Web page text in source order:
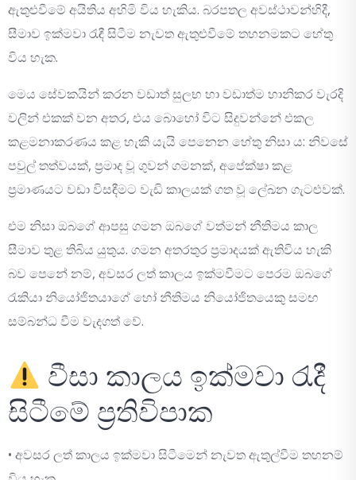
ඇතුළුවීමේ අයිතිය අහිමි විය හැකිය. බරපතල අවස්ථාවන්හිදී,
සීමාව ඉක්මවා රැඳී සිටීම නැවත ඇතුළුවීමේ තහනමකට හේතු
විය හැක.
මෙය සේවකයින් කරන වඩාත් සුලභ හා වඩාත්ම හානිකර වැරදි
වලින් එකක් වන අතර, එය බොහෝ විට සිදුවන්නේ එකල
කළමනාකරණය කළ හැකි යැයි පෙනෙන හේතු නිසා ය: නිවසේ
පවුල් තත්වයක්, ප්‍රමාද වූ ගුවන් ගමනක්, අපේක්ෂා කළ
ප්‍රමාණයට වඩා විසඳීමට වැඩි කාලයක් ගත වූ ලේඛන ගැටළුවක්.
එම නිසා ඔබගේ ආපසු ගමන ඔබගේ වත්මන් නීතිමය කාල
සීමාව තුළ තිබිය යුතුය. ගමන අතරතුර ප්‍රමාදයක් ඇතිවිය හැකි
බව පෙනේ නම්, අවසර ලත් කාලය ඉක්මවීමට පෙරම ඔබගේ
රැකියා නියෝජිතයාගේ හෝ නීතිමය නියෝජිතයෙකු සමඟ
සම්බන්ධ වීම වැදගත් වේ.
වීසා කාලය ඉක්මවා රැදී
සිටීමේ ප්‍රතිවිපාක
• අවසර ලත් කාලය ඉක්මවා සිටීමෙන් නැවත ඇතුල්වීම තහනම්